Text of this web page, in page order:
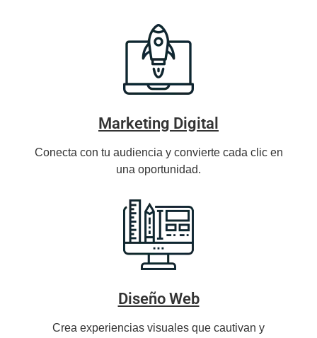
Marketing Digital
Conecta con tu audiencia y convierte cada clic en
una oportunidad.
Diseño Web
Crea experiencias visuales que cautivan y